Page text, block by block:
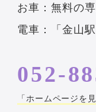
お車：無料の
電車：「金山
052-
「ホームページを